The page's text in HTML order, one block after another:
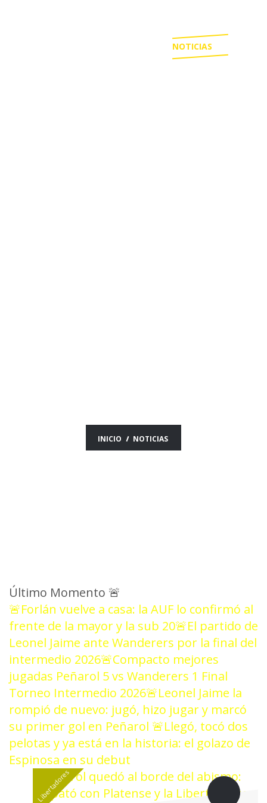
NOTICIAS
INICIO NOTICIAS
Último Momento 🚨
🚨Forlán vuelve a casa: la AUF lo confirmó al
frente de la mayor y la sub 20🚨El partido de
Leonel Jaime ante Wanderers por la final del
intermedio 2026🚨Compacto mejores
jugadas Peñarol 5 vs Wanderers 1 Final
Torneo Intermedio 2026🚨Leonel Jaime la
rompió de nuevo: jugó, hizo jugar y marcó
su primer gol en Peñarol 🚨Llegó, tocó dos
pelotas y ya está en la historia: el golazo de
Espinosa en su debut
Libertadores